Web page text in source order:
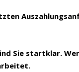
Sie startklar.